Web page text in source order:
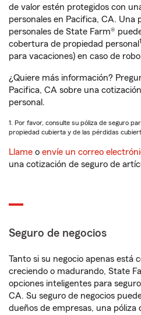
de valor estén protegidos con
personales en Pacifica, CA. Una
personales de State Farm®
cobertura de propiedad personal 1
para vacaciones) en caso de
¿Quiere más información?
Pacifica, CA sobre una
personal.
1. Por favor, consulte su póliza de seguro
propiedad cubierta y de las pérdidas
Llame o envíe un correo
una cotización de seguro de
Seguro de negocios
Tanto si su negocio apenas está
creciendo o madurando, State
opciones inteligentes para
CA. Su seguro de negocios
dueños de empresas, una póliza